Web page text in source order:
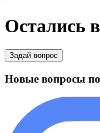
Остались
Задай вопрос
Новые вопросы